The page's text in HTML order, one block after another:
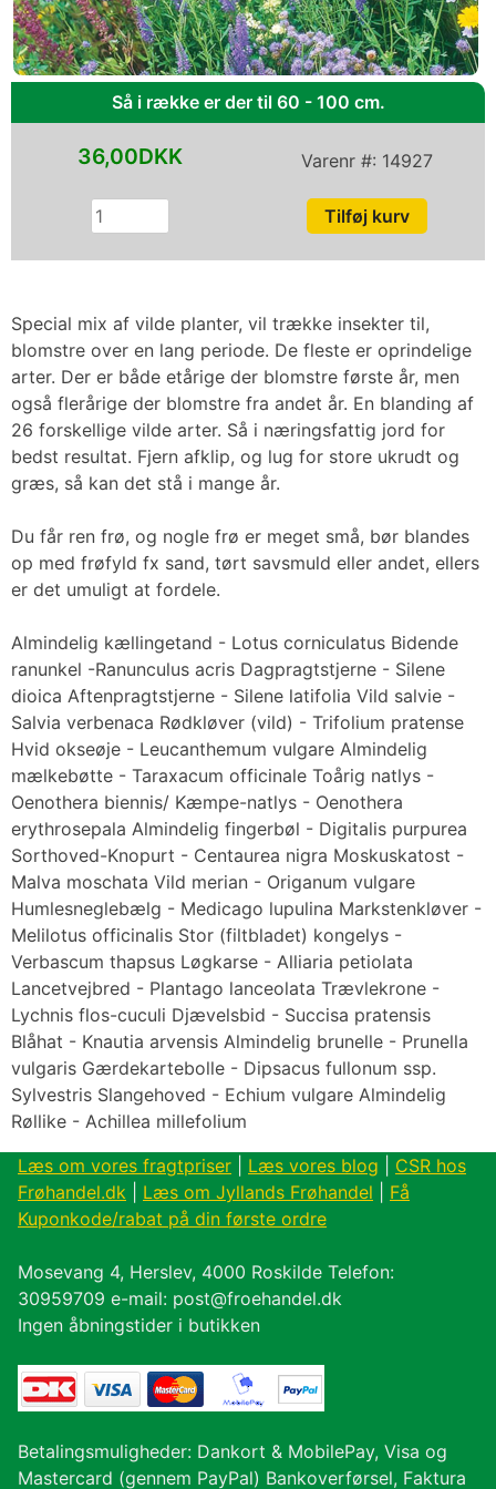
Special mix af vilde planter, vil trække insekter til,
blomstre over en lang periode. De fleste er oprindelige
arter. Der er både etårige der blomstre første år, men
også flerårige der blomstre fra andet år. En blanding af
26 forskellige vilde arter. Så i næringsfattig jord for
bedst resultat. Fjern afklip, og lug for store ukrudt og
græs, så kan det stå i mange år.
Du får ren frø, og nogle frø er meget små, bør blandes
op med frøfyld fx sand, tørt savsmuld eller andet, ellers
er det umuligt at fordele.
Almindelig kællingetand - Lotus corniculatus Bidende
ranunkel -Ranunculus acris Dagpragtstjerne - Silene
dioica Aftenpragtstjerne - Silene latifolia Vild salvie -
Salvia verbenaca Rødkløver (vild) - Trifolium pratense
Hvid okseøje - Leucanthemum vulgare Almindelig
mælkebøtte - Taraxacum officinale Toårig natlys -
Oenothera biennis/ Kæmpe-natlys - Oenothera
erythrosepala Almindelig fingerbøl - Digitalis purpurea
Sorthoved-Knopurt - Centaurea nigra Moskuskatost -
Malva moschata Vild merian - Origanum vulgare
Humlesneglebælg - Medicago lupulina Markstenkløver -
Melilotus officinalis Stor (filtbladet) kongelys -
Verbascum thapsus Løgkarse - Alliaria petiolata
Lancetvejbred - Plantago lanceolata Trævlekrone -
Lychnis flos-cuculi Djævelsbid - Succisa pratensis
Blåhat - Knautia arvensis Almindelig brunelle - Prunella
vulgaris Gærdekartebolle - Dipsacus fullonum ssp.
Sylvestris Slangehoved - Echium vulgare Almindelig
Røllike - Achillea millefolium
Varenr #: 14927
36,00DKK
Så i række er der til 60 - 100 cm.
Læs om vores fragtpriser Læs vores blog
CSR hos
Frøhandel.dk
Læs om Jyllands Frøhandel
Få
Kuponkode/rabat på din første ordre
Mosevang 4, Herslev, 4000 Roskilde Telefon:
30959709 e-mail: post@froehandel.dk
Ingen åbningstider i butikken
Betalingsmuligheder: Dankort & MobilePay, Visa og
Mastercard (gennem PayPal) Bankoverførsel, Faktura